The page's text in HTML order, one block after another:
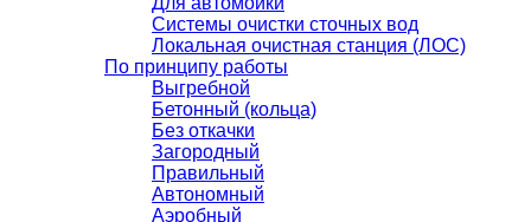
Системы очистки сточных вод
Локальная очистная станция (ЛОС)
По принципу работы
Выгребной
Бетонный (кольца)
Без откачки
Загородный
Правильный
Автономный
Аэробный